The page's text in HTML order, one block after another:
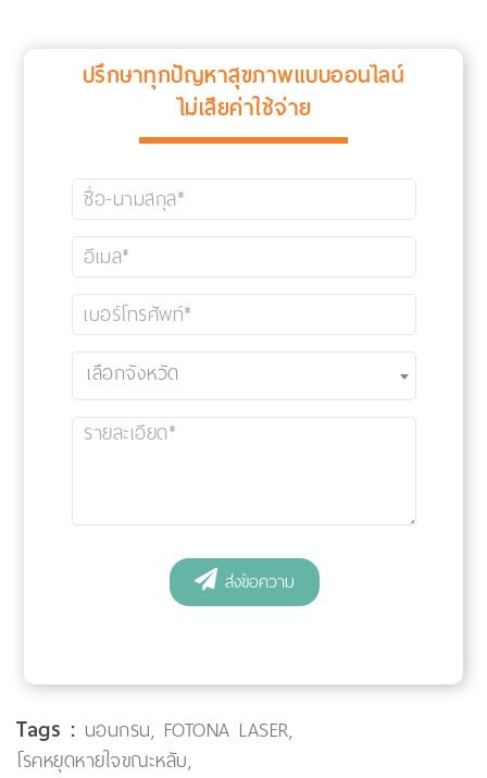
ปรึกษาทุกปัญหาสุขภาพแบบออนไลน์
ไม่เสียค่าใช้จ่าย
Tags : นอนกรน, FOTONA LASER,
โรคหยุดหายใจขณะหลับ,